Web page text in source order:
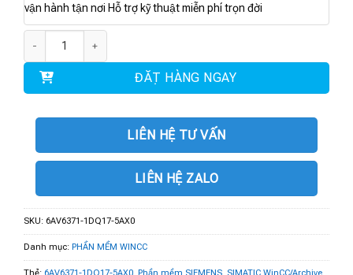
vận hành tận nơi Hỗ trợ kỹ thuật miễn phí trọn đời
ĐẶT HÀNG NGAY
LIÊN HỆ TƯ VẤN
LIÊN HỆ ZALO
SKU: 6AV6371-1DQ17-5AX0
Danh mục: PHẦN MỀM WINCC
Thẻ: 6AV6371-1DQ17-5AX0 Phần mềm SIEMENS SIMATIC WinCC/Archive